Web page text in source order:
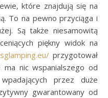
które znajdują się na
To na pewno przyciąga i
Są także niesamowitą
piękny widok na
przygotował
nic wspanialszego od
przez duże
gwarantowany od